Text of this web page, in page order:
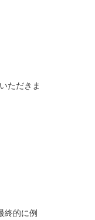
ただきま
終的に例